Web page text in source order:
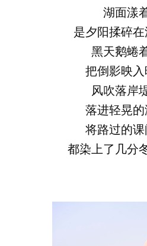
湖面漾
是夕阳揉碎
黑天鹅蜷
把倒影映入
风吹落岸
落进轻晃的
将路过的
都染上了几分